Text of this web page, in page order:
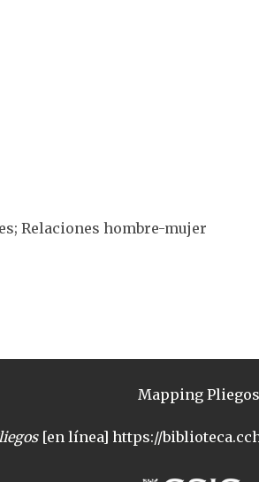
Relaciones hombre-mujer
Mapping Pliegos
[en línea] https://